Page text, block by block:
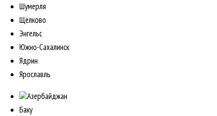
Шумерля
Щёлково
Энгельс
Южно-Сахалинск
Ядрин
Ярославль
Азербайджан
Баку